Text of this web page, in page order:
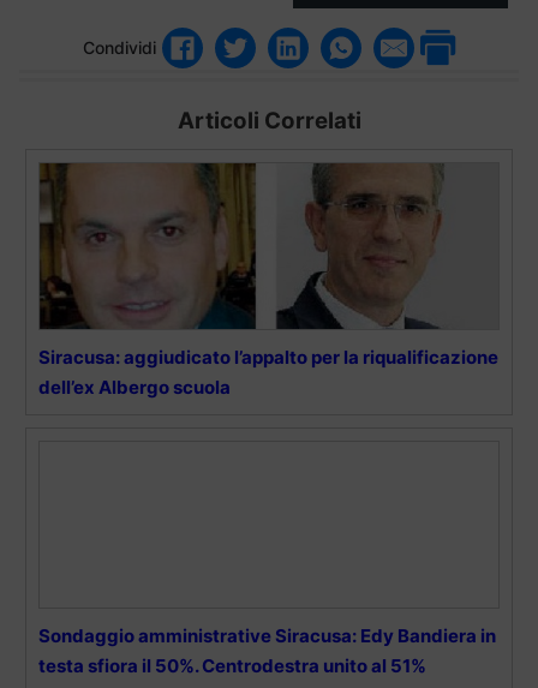
Condividi
Articoli Correlati
Siracusa: aggiudicato l’appalto per la riqualificazione
dell’ex Albergo scuola
Sondaggio amministrative Siracusa: Edy Bandiera in
testa sfiora il 50%. Centrodestra unito al 51%